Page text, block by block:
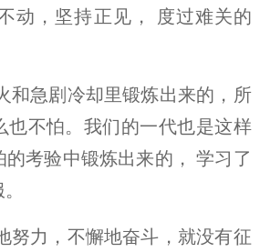
动，坚持正见， 度过难关的
和急剧冷却里锻炼出来的，所
也不怕。我们的一代也是这样
考验中锻炼出来的， 学习了
努力，不懈地奋斗，就没有征